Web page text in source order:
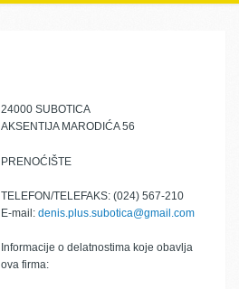
24000 SUBOTICA
AKSENTIJA MARODIĆA 56
PRENOĆIŠTE
TELEFON/TELEFAKS: (024) 567-210
E-mail: denis.plus.subotica@gmail.com
Informacije o delatnostima koje obavlja
ova firma: